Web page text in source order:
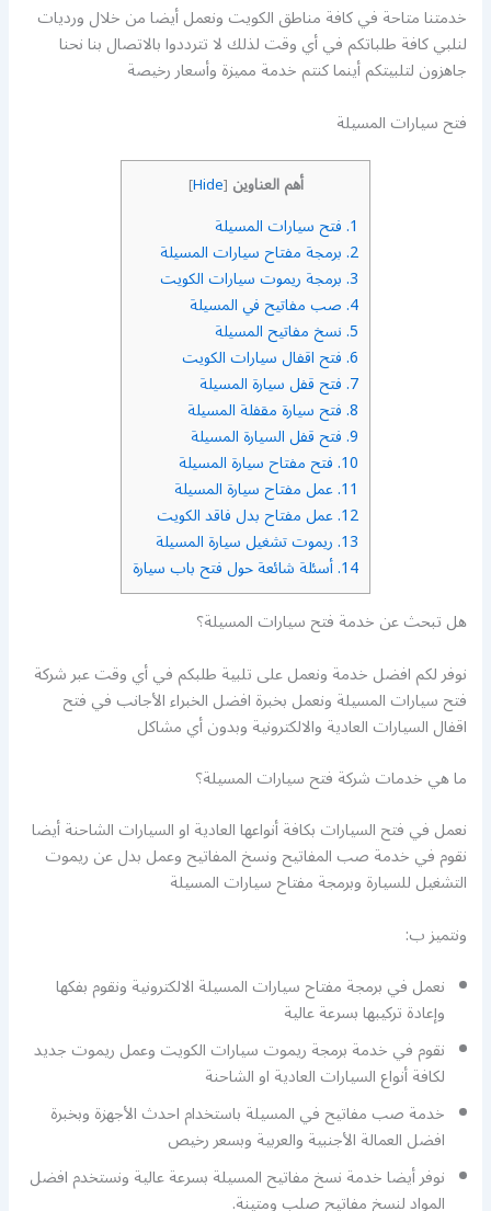
خدمتنا متاحة في كافة مناطق الكويت ونعمل أيضا من خلال ورديات
لنلبي كافة طلباتكم في أي وقت لذلك لا تترددوا بالاتصال بنا نحنا
جاهزون لتلبيتكم أينما كنتم خدمة مميزة وأسعار رخيصة
فتح سيارات المسيلة
أهم العناوين [
Hide
]
1. فتح سيارات المسيلة
2. برمجة مفتاح سيارات المسيلة
3. برمجة ريموت سيارات الكويت
4. صب مفاتيح في المسيلة
5. نسخ مفاتيح المسيلة
6. فتح اقفال سيارات الكويت
7. فتح قفل سيارة المسيلة
8. فتح سيارة مقفلة المسيلة
9. فتح قفل السيارة المسيلة
10. فتح مفتاح سيارة المسيلة
11. عمل مفتاح سيارة المسيلة
12. عمل مفتاح بدل فاقد الكويت
13. ريموت تشغيل سيارة المسيلة
14. أسئلة شائعة حول فتح باب سيارة
هل تبحث عن خدمة فتح سيارات المسيلة؟
نوفر لكم افضل خدمة ونعمل على تلبية طلبكم في أي وقت عبر شركة
فتح سيارات المسيلة ونعمل بخبرة افضل الخبراء الأجانب في فتح
اقفال السيارات العادية والالكترونية وبدون أي مشاكل
ما هي خدمات شركة فتح سيارات المسيلة؟
نعمل في فتح السيارات بكافة أنواعها العادية او السيارات الشاحنة أيضا
نقوم في خدمة صب المفاتيح ونسخ المفاتيح وعمل بدل عن ريموت
التشغيل للسيارة وبرمجة مفتاح سيارات المسيلة
ونتميز ب:
نعمل في برمجة مفتاح سيارات المسيلة الالكترونية ونقوم بفكها
وإعادة تركيبها بسرعة عالية
نقوم في خدمة برمجة ريموت سيارات الكويت وعمل ريموت جديد
لكافة أنواع السيارات العادية او الشاحنة
خدمة صب مفاتيح في المسيلة باستخدام احدث الأجهزة وبخبرة
افضل العمالة الأجنبية والعربية وبسعر رخيص
نوفر أيضا خدمة نسخ مفاتيح المسيلة بسرعة عالية ونستخدم افضل
المواد لنسخ مفاتيح صلب ومتينة.